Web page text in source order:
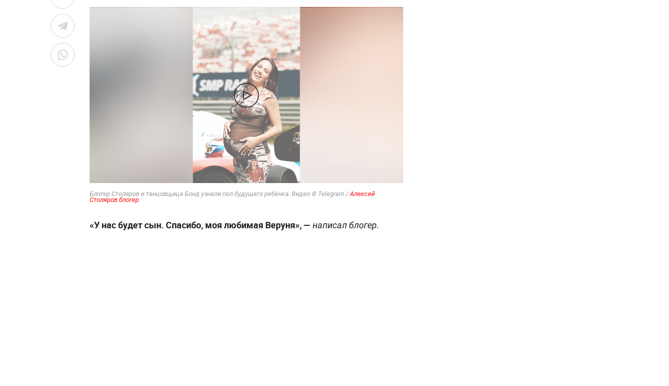
Блогер Столяров и танцовщица Бонд узнали пол будущего ребёнка. Видео © Telegram /Алексей
Столяров блогер
«У нас будет сын. Спасибо, моя любимая Веруня», — написал блогер.